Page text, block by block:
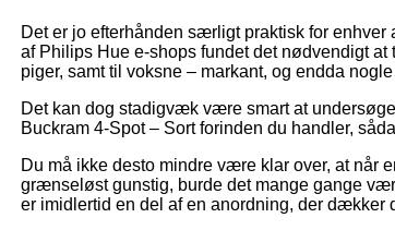
Det er jo efterhånden særligt praktisk for
af Philips Hue e-shops fundet det nødvendigt
piger, samt til voksne – markant, og endda
Det kan dog stadigvæk være smart at
Buckram 4-Spot – Sort forinden du handler,
Du må ikke desto mindre være klar over, at når
grænseløst gunstig, burde det mange gange
er imidlertid en del af en anordning, der dækker